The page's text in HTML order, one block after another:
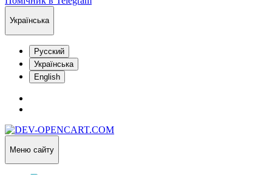
Українська
Русский
Українська
English
Меню сайту